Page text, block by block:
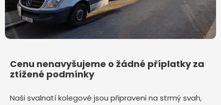
Cenu nenavyšujeme o žádné příplatky za
ztížené podmínky
Naši svalnatí kolegové jsou připraveni na strmý svah,